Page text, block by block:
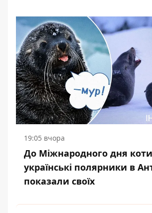
19:05 вчора
До Міжнародного дня
українські полярники в
показали своїх